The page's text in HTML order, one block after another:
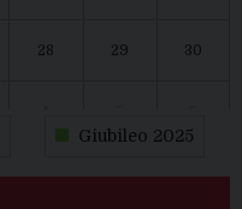
28 29 30
Giubileo 2025